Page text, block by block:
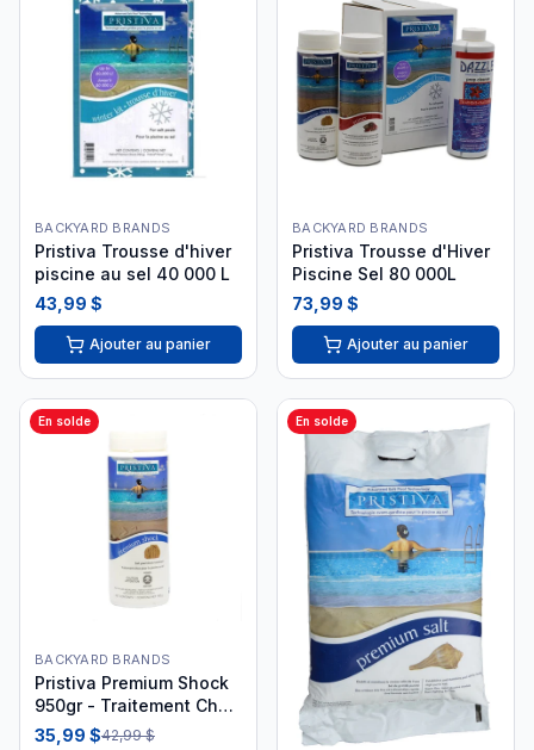
BACKYARD BRANDS
Pristiva Trousse d'hiver
piscine au sel 40 000 L
43,99 $
Ajouter au panier
BACKYARD BRANDS
Pristiva Trousse d'Hiver
Piscine Sel 80 000L
73,99 $
Ajouter au panier
En solde
BACKYARD BRANDS
Pristiva Premium Shock
950gr - Traitement Choc
Piscine Sel PRC35150
35,99 $42,99 $
En solde